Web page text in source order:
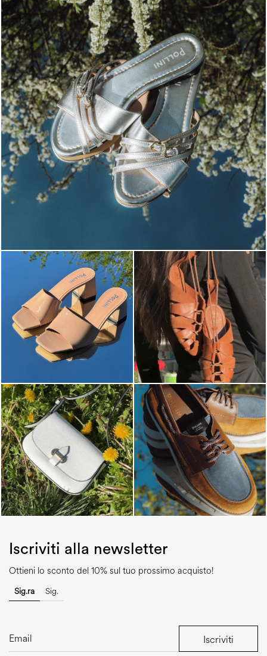
Blending sass and class, the Echos mule in silver is...
Iscriviti alla newsletter
Ottieni lo sconto del 10% sul tuo prossimo acquisto!
Sig.ra Sig.
Iscriviti